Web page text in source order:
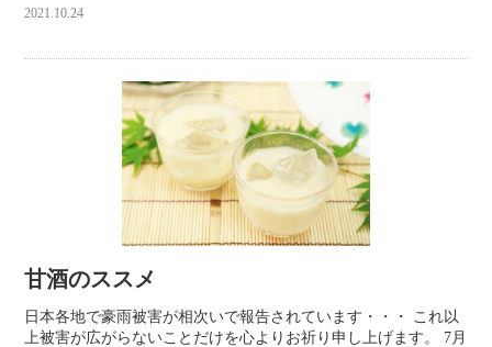
2021.10.24
甘酒のススメ
日本各地で豪雨被害が相次いで報告されています・・・ これ以
上被害が広がらないことだけを心よりお祈り申し上げます。 7月